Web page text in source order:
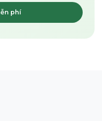
phí